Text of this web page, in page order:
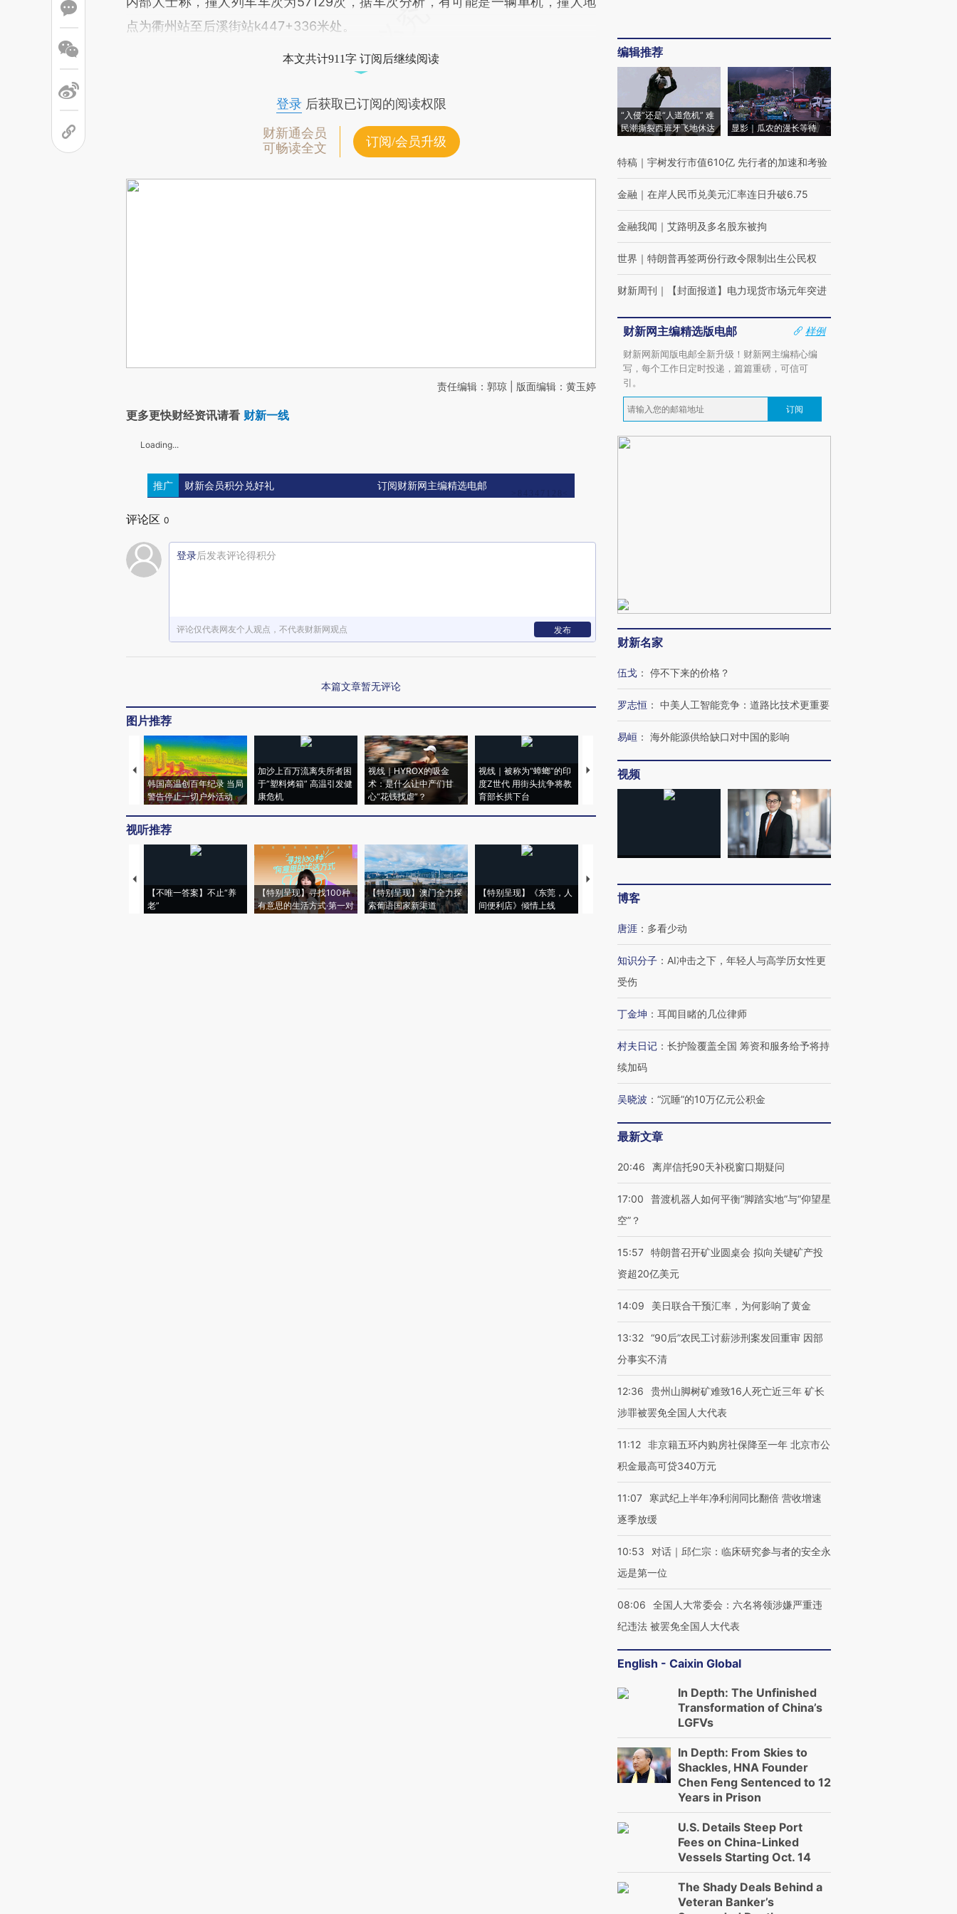
点为衢州站至后溪街站k447+336米处。
本文共计911字 订阅后继续阅读
登录后获取已订阅的阅读权限
财新通会员
可畅读全文
订阅/会员升级
责任编辑：郭琼 | 版面编辑：黄玉婷
更多更快财经资讯请看 财新一线
Loading...
推广 财新会员积分兑好礼 订阅财新网主编精选电邮
评论区 0
登录后发表评论得积分
评论仅代表网友个人观点，不代表财新网观点 发布
本篇文章暂无评论
图片推荐
韩国高温创百年纪录 当局
警告停止一切户外活动
加沙上百万流离失所者困
于“塑料烤箱” 高温引发健
康危机
视线｜HYROX的吸金
术：是什么让中产们甘
心“花钱找虐”？
视线｜被称为“蟑螂”的印
度Z世代 用街头抗争将教
育部长拱下台
视线｜“入侵”还是“人道危
机”？难民潮撕裂西班牙
米
视听推荐
【不唯一答案】不止“养
老”
【特别呈现】寻找100种
有意思的生活方式·第一对
【特别呈现】澳门全力探
索葡语国家新渠道
【特别呈现】《东莞，人
间便利店》倾情上线
【推广】走进第四届链博
会，让数智科技“链”接产
编辑推荐
“入侵”还是“人道危机” 难
民潮撕裂西班牙飞地休达
显影｜瓜农的漫长等待
特稿 ｜ 宇树发行市值610亿 先行者的加速和考验
金融 ｜ 在岸人民币兑美元汇率连日升破6.75
金融我闻 ｜ 艾路明及多名股东被拘
世界 ｜ 特朗普再签两份行政令限制出生公民权
财新周刊 ｜ 【封面报道】电力现货市场元年突进
财新网主编精选版电邮
样例
财新网新闻版电邮全新升级！财新网主编精心编
写，每个工作日定时投递，篇篇重磅，可信可
引。
订阅
财新名家
伍戈 ： 停不下来的价格？
罗志恒 ： 中美人工智能竞争：道路比技术更重要
易峘 ： 海外能源供给缺口对中国的影响
视频
博客
唐涯 ： 多看少动
知识分子 ： AI冲击之下，年轻人与高学历女性更
受伤
丁金坤 ： 耳闻目睹的几位律师
村夫日记 ： 长护险覆盖全国 筹资和服务给予将持
续加码
吴晓波 ： “沉睡”的10万亿元公积金
最新文章
20:46 离岸信托90天补税窗口期疑问
17:00
普渡机器人如何平衡“脚踏实地”与“仰望星
空”？
15:57 特朗普召开矿业圆桌会 拟向关键矿产投
资超20亿美元
14:09 美日联合干预汇率，为何影响了黄金
13:32 “90后”农民工讨薪涉刑案发回重审 因部
分事实不清
12:36
贵州山脚树矿难致16人死亡近三年 矿长
涉罪被罢免全国人大代表
11:12 非京籍五环内购房社保降至一年 北京市公
积金最高可贷340万元
11:07
寒武纪上半年净利润同比翻倍 营收增速
逐季放缓
10:53
对话｜邱仁宗：临床研究参与者的安全永
远是第一位
08:06
全国人大常委会：六名将领涉嫌严重违
纪违法 被罢免全国人大代表
English - Caixin Global
In Depth: The Unfinished
Transformation of China’s
LGFVs
In Depth: From Skies to
Shackles, HNA Founder
Chen Feng Sentenced to 12
Years in Prison
U.S. Details Steep Port
Fees on China-Linked
Vessels Starting Oct. 14
The Shady Deals Behind a
Veteran Banker’s